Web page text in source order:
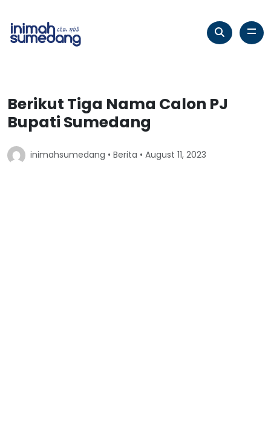
Berikut Tiga Nama Calon PJ
Bupati Sumedang
inimahsumedang • Berita • August 11, 2023